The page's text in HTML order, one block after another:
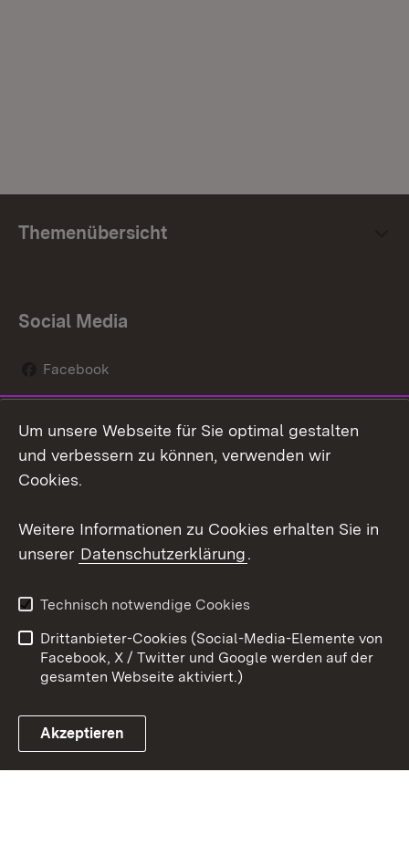
Themenübersicht
Social Media
Facebook
Social Wall
Youtube
Link zum Landesportal
Kontakt
Datenschutz
Barrierefreiheit
Impressum Cookies
Um unsere Webseite für Sie optimal gestalten
und verbessern zu können, verwenden wir
Cookies.
Weitere Informationen zu Cookies erhalten Sie in
unserer Datenschutzerklärung.
Technisch notwendige Cookies
Drittanbieter-Cookies (Social-Media-Elemente von
Facebook, X / Twitter und Google werden auf der
gesamten Webseite aktiviert.)
Akzeptieren